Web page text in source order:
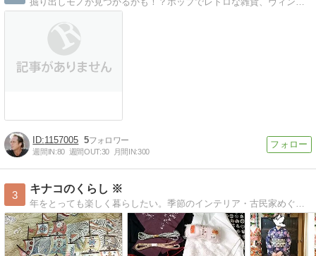
1157005 5
週間IN:80 週間OUT:30 月間IN:300
3
キナコのくらし ※